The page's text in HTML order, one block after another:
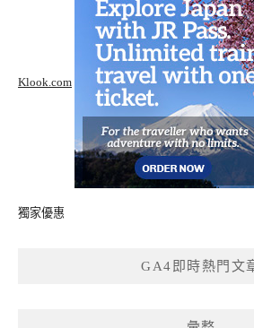
Klook.com
獨家優惠
GA4即時熱門文